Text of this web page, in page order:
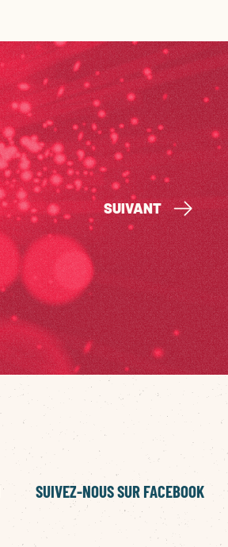
SUIVANT
SUIVEZ-NOUS SUR FACEBOOK